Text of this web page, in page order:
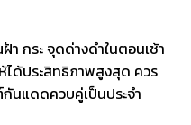
า กระ จุดด่างดำในตอนเช้า
ได้ประสิทธิภาพสูงสุด ควร
นแดดควบคู่เป็นประจำ